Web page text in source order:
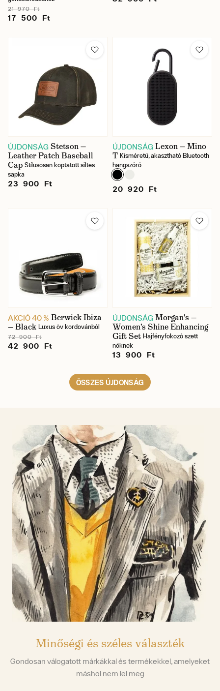
21 970 Ft
17 500 Ft
ÚJDONSÁG Stetson —
Leather Patch Baseball
Cap Stílusosan koptatott siltes
sapka
23 900 Ft
ÚJDONSÁG Lexon — Mino
T Kisméretű, akasztható Bluetooth
hangszóró
20 920 Ft
AKCIÓ 40 % Berwick Ibiza
— Black Luxus öv kordovánból
72 900 Ft
42 900 Ft
ÚJDONSÁG Morgan's —
Women's Shine Enhancing
Gift Set Hajfényfokozó szett
nőknek
13 900 Ft
ÖSSZES ÚJDONSÁG
Minőségi és széles választék
Gondosan válogatott márkákkal és termékekkel, amelyeket
máshol nem lel meg